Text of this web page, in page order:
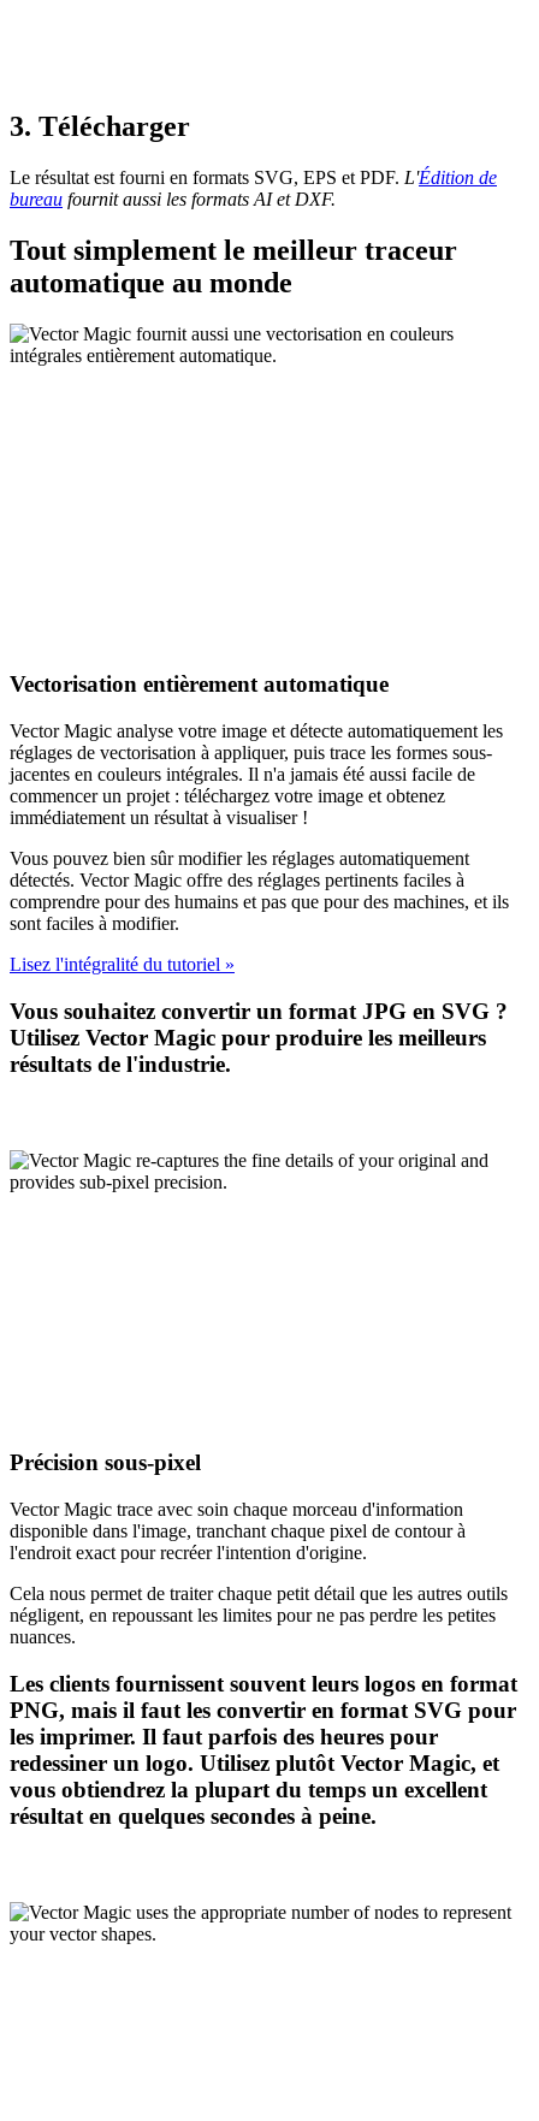
3. Télécharger
Le résultat est fourni en formats SVG, EPS et PDF. L'Édition de
bureau fournit aussi les formats AI et DXF.
Tout simplement le meilleur traceur
automatique au monde
Vectorisation entièrement automatique
Vector Magic analyse votre image et détecte automatiquement les
réglages de vectorisation à appliquer, puis trace les formes sous-
jacentes en couleurs intégrales. Il n'a jamais été aussi facile de
commencer un projet : téléchargez votre image et obtenez
immédiatement un résultat à visualiser !
Vous pouvez bien sûr modifier les réglages automatiquement
détectés. Vector Magic offre des réglages pertinents faciles à
comprendre pour des humains et pas que pour des machines, et ils
sont faciles à modifier.
Lisez l'intégralité du tutoriel »
Vous souhaitez convertir un format JPG en SVG ?
Utilisez Vector Magic pour produire les meilleurs
résultats de l'industrie.
Précision sous-pixel
Vector Magic trace avec soin chaque morceau d'information
disponible dans l'image, tranchant chaque pixel de contour à
l'endroit exact pour recréer l'intention d'origine.
Cela nous permet de traiter chaque petit détail que les autres outils
négligent, en repoussant les limites pour ne pas perdre les petites
nuances.
Les clients fournissent souvent leurs logos en format
PNG, mais il faut les convertir en format SVG pour
les imprimer. Il faut parfois des heures pour
redessiner un logo. Utilisez plutôt Vector Magic, et
vous obtiendrez la plupart du temps un excellent
résultat en quelques secondes à peine.